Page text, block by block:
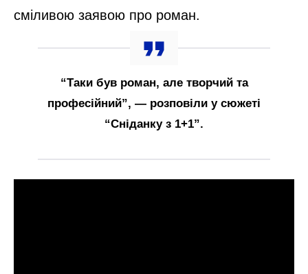
сміливою заявою про роман.
“Таки був роман, але творчий та
професійний”, — розповіли у сюжеті
“Сніданку з 1+1”.